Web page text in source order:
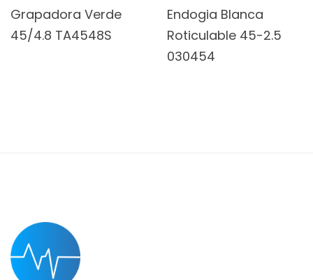
Grapadora Verde
45/4.8 TA4548S
Endogia Blanca
Roticulable 45-2.5
030454